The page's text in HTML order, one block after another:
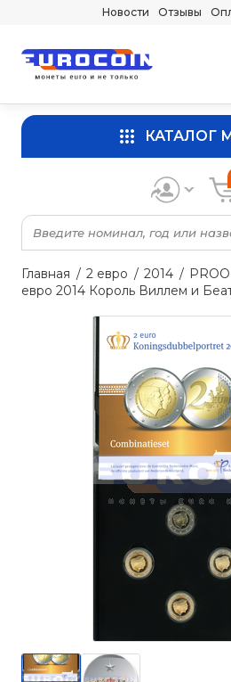
Новости Отзывы
КАТАЛОГ
Главная 2 евро 2014
евро 2014 Король Виллем и